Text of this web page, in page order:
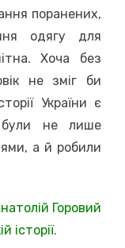
поранених,
одягу для
Хоча без
не зміг би
України є
були не лише
а й робили
Горовий
історії.